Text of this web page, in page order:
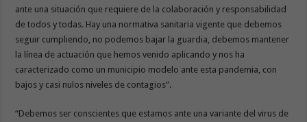
ante una situación que requiere de la colaboración y responsabilidad
de todos y todas. Hay una normativa sanitaria vigente que debemos
seguir cumpliendo, no podemos bajar la guardia, debemos mantener
la línea de actuación que hemos venido aplicando y nos ha
caracterizado como un municipio modelo ante esta pandemia, con
bajos y casi nulos niveles de contagios”.
“Debemos ser conscientes que estamos ante una variante del virus de